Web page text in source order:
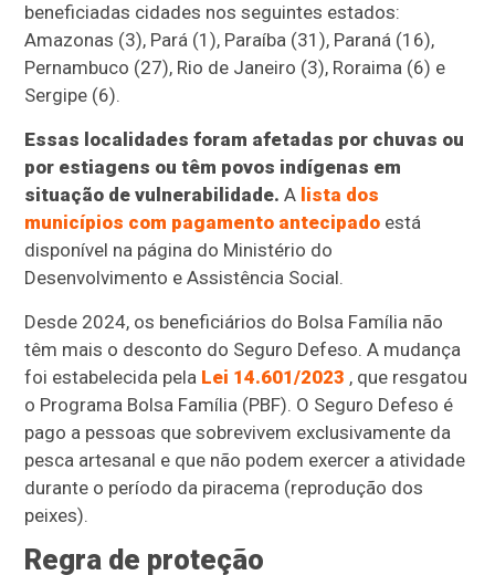
beneficiadas cidades nos seguintes estados:
Amazonas (3), Pará (1), Paraíba (31), Paraná (16),
Pernambuco (27), Rio de Janeiro (3), Roraima (6) e
Sergipe (6).
Essas localidades foram afetadas por chuvas ou
por estiagens ou têm povos indígenas em
situação de vulnerabilidade. A lista dos
municípios com pagamento antecipado está
disponível na página do Ministério do
Desenvolvimento e Assistência Social.
Desde 2024, os beneficiários do Bolsa Família não
têm mais o desconto do Seguro Defeso. A mudança
foi estabelecida pela Lei 14.601/2023 , que resgatou
o Programa Bolsa Família (PBF). O Seguro Defeso é
pago a pessoas que sobrevivem exclusivamente da
pesca artesanal e que não podem exercer a atividade
durante o período da piracema (reprodução dos
peixes).
Regra de proteção